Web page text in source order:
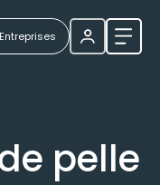
Entreprises
pelle